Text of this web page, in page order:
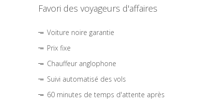
Favori des voyageurs d'affaires
Voiture noire garantie
Prix fixe
Chauffeur anglophone
Suivi automatisé des vols
60 minutes de temps d'attente après